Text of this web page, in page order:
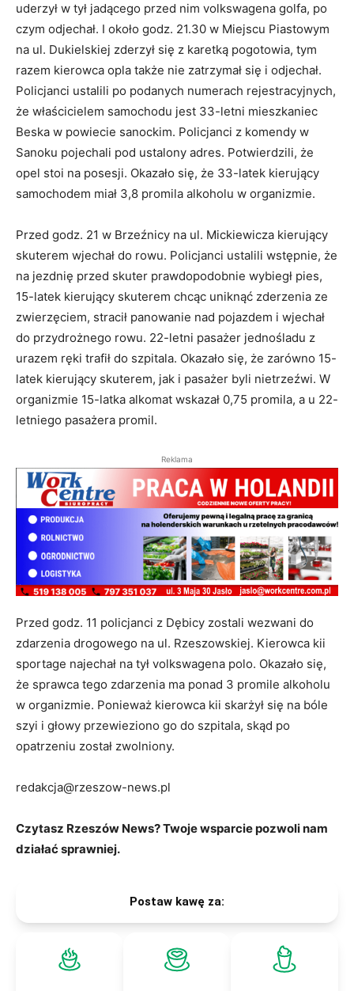
uderzył w tył jadącego przed nim volkswagena golfa, po
czym odjechał. I około godz. 21.30 w Miejscu Piastowym
na ul. Dukielskiej zderzył się z karetką pogotowia, tym
razem kierowca opla także nie zatrzymał się i odjechał.
Policjanci ustalili po podanych numerach rejestracyjnych,
że właścicielem samochodu jest 33-letni mieszkaniec
Beska w powiecie sanockim. Policjanci z komendy w
Sanoku pojechali pod ustalony adres. Potwierdzili, że
opel stoi na posesji. Okazało się, że 33-latek kierujący
samochodem miał 3,8 promila alkoholu w organizmie.
Przed godz. 21 w Brzeźnicy na ul. Mickiewicza kierujący
skuterem wjechał do rowu. Policjanci ustalili wstępnie, że
na jezdnię przed skuter prawdopodobnie wybiegł pies,
15-latek kierujący skuterem chcąc uniknąć zderzenia ze
zwierzęciem, stracił panowanie nad pojazdem i wjechał
do przydrożnego rowu. 22-letni pasażer jednośladu z
urazem ręki trafił do szpitala. Okazało się, że zarówno 15-
latek kierujący skuterem, jak i pasażer byli nietrzeźwi. W
organizmie 15-latka alkomat wskazał 0,75 promila, a u 22-
letniego pasażera promil.
Reklama
Przed godz. 11 policjanci z Dębicy zostali wezwani do
zdarzenia drogowego na ul. Rzeszowskiej. Kierowca kii
sportage najechał na tył volkswagena polo. Okazało się,
że sprawca tego zdarzenia ma ponad 3 promile alkoholu
w organizmie. Ponieważ kierowca kii skarżył się na bóle
szyi i głowy przewieziono go do szpitala, skąd po
opatrzeniu został zwolniony.
redakcja@rzeszow-news.pl
Czytasz Rzeszów News? Twoje wsparcie pozwoli nam
działać sprawniej.
Postaw kawę za: